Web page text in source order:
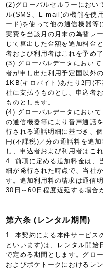
(2)グローバルセルラーにお
ル(SMS、E-mail)の機能を使
ード)を使って他の通信機器等
実費を当該月の月末の為替レ
じて算出した金額を追加料金
者および利用者はこれを予め
(3) グローバルデータにおい
者が申し出た利用予定国以外
1KB(キロバイト)あたり2円(
社に支払うものとし、申込者
ものとします。
(4) グローバルデータにおい
の通信機器等により音声通話
行される通話明細に基づき、
円(不課税)／分の通話料を追
し、申込者および利用者はこ
4. 前項に定める追加料金は、
細が発行された時点で、当社
す。追加利用料の請求は通信
30日～60日程度遅延する場合
第六条 (レンタル期間)
1. 本契約による本件サービス
といいます)は、レンタル開始
で定める期間とします。グロ
およびポケトークにおけるレ